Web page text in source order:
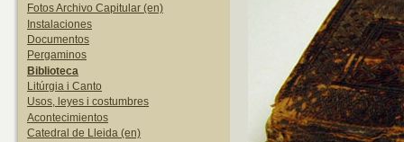
Fotos Archivo Capitular (en)
Instalaciones
Documentos
Pergaminos
Biblioteca
Litúrgia i Canto
Usos, leyes i costumbres
Acontecimientos
Catedral de Lleida (en)